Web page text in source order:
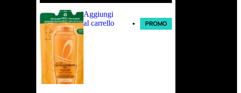
Aggiungi
al carrello
PROMO